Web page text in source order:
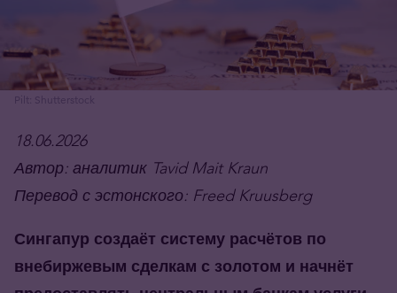
Pilt: Shutterstock
18.06.2026
Автор: аналитик Tavid Mait Kraun
Перевод с эстонского: Freed Kruusberg
Сингапур создаёт систему расчётов по
внебиржевым сделкам с золотом и начнёт